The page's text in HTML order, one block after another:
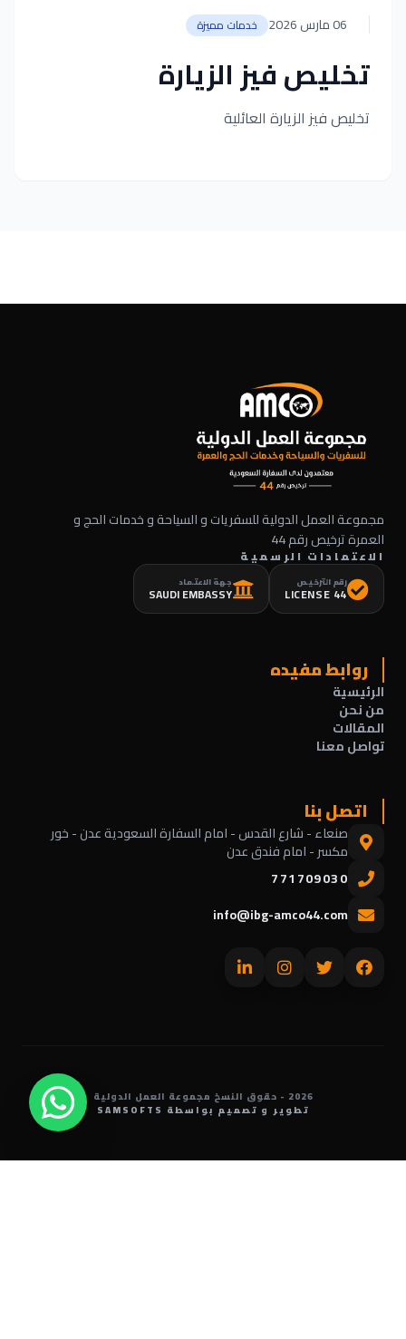
06 مارس 2026 خدمات مميزة
تخليص فيز الزيارة
تخليص فيز الزيارة العائلية
مجموعة العمل الدولية للسفريات و السياحة و خدمات الحج و
العمرة ترخيص رقم 44
الاعتمادات الرسمية
رقم الترخيص
LICENSE 44
جهة الاعتماد
SAUDI EMBASSY
روابط مفيده
الرئيسية
من نحن
المقالات
تواصل معنا
اتصل بنا
صنعاء - شارع القدس - امام السفارة السعودية عدن - خور
مكسر - امام فندق عدن
771709030
info@ibg-amco44.com
2026 - حقوق النسخ مجموعة العمل الدولية
تطوير و تصميم بواسطة SAMSOFTS